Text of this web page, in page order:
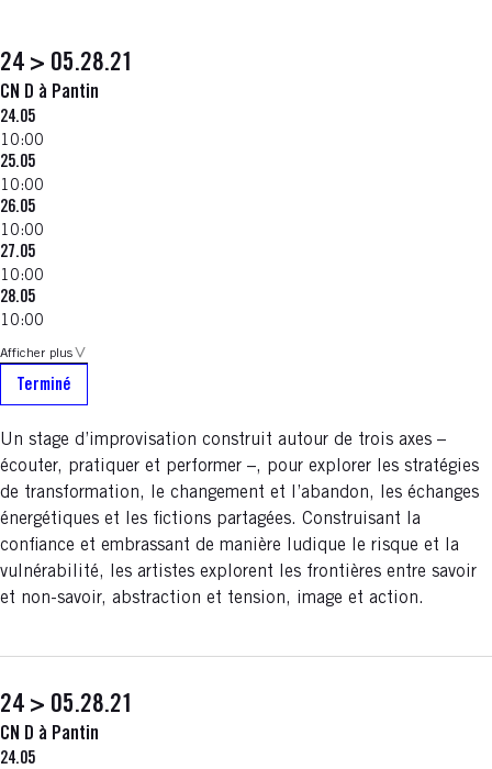
24 > 05.28.21
CN D à Pantin
24.05
10:00
25.05
10:00
26.05
10:00
27.05
10:00
28.05
10:00
Afficher plus
Terminé
Un stage d’improvisation construit autour de trois axes –
écouter, pratiquer et performer –, pour explorer les stratégies
de transformation, le changement et l’abandon, les échanges
énergétiques et les fictions partagées. Construisant la
confiance et embrassant de manière ludique le risque et la
vulnérabilité, les artistes explorent les frontières entre savoir
et non-savoir, abstraction et tension, image et action.
24 > 05.28.21
CN D à Pantin
24.05